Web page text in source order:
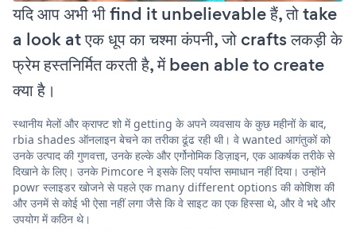
यदि आप अभी भी find it unbelievable हैं, तो take
a look at एक धूप का चश्मा कंपनी, जो crafts लकड़ी के
फ्रेम हस्तनिर्मित करती है, में been able to create
क्या है।
स्थानीय मेलों और क्राफ्ट शो में getting के अपने व्यवसाय के कुछ महीनों के बाद,
rbia shades ऑनलाइन बेचने का तरीका ढूंढ रही थी। वे wanted आगंतुकों को
उनके उत्पाद की गुणवत्ता, उनके हल्के और एर्गोनोमिक डिज़ाइन, एक आकर्षक तरीके से
दिखाने के लिए। उनके Pimcore ने इसके लिए पर्याप्त समाधान नहीं दिया। उन्होंने
powr स्लाइडर खोजने से पहले एक many different options की कोशिश की
और उनमें से कोई भी ऐसा नहीं लगा जैसे कि वे साइट का एक हिस्सा थे, और वे भद्दे और
उपयोग में कठिन थे।